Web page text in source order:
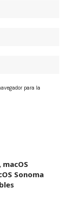
para la
macOS
Sonoma